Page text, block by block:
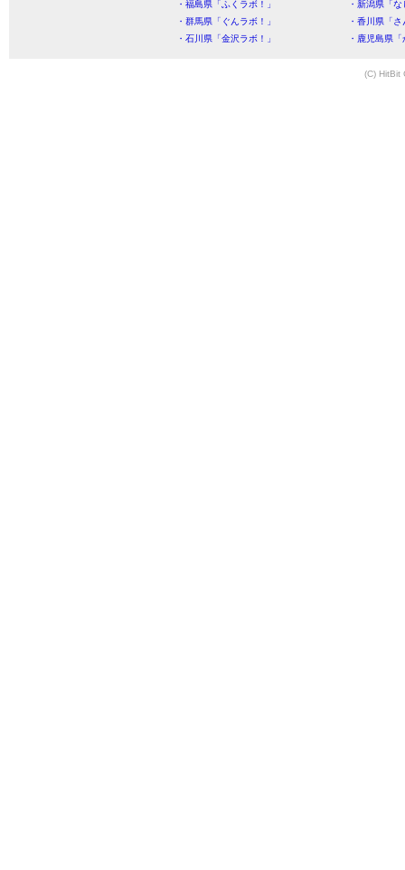
・福島県「ふくラボ！」
・新潟県「
・群馬県「ぐんラボ！」
・香川県「
・石川県「金沢ラボ！」
・鹿児島県
(C) HitBit